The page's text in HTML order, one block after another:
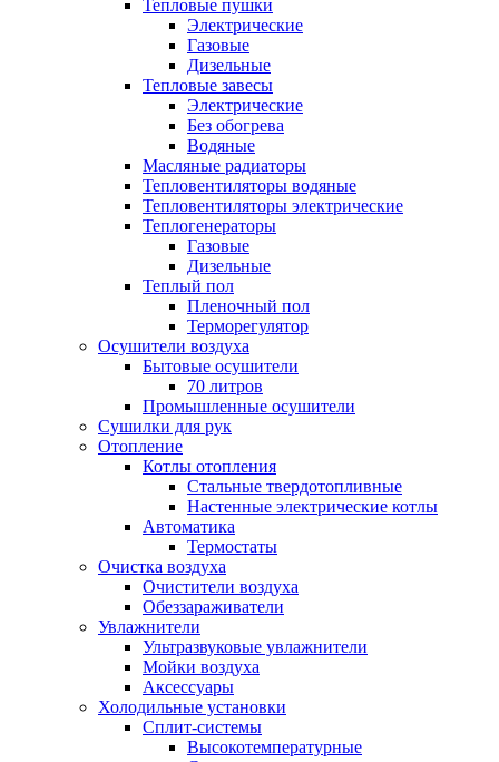
Тепловые пушки
Электрические
Газовые
Дизельные
Тепловые завесы
Электрические
Без обогрева
Водяные
Масляные радиаторы
Тепловентиляторы водяные
Тепловентиляторы электрические
Теплогенераторы
Газовые
Дизельные
Теплый пол
Пленочный пол
Терморегулятор
Осушители воздуха
Бытовые осушители
70 литров
Промышленные осушители
Сушилки для рук
Отопление
Котлы отопления
Стальные твердотопливные
Настенные электрические котлы
Автоматика
Термостаты
Очистка воздуха
Очистители воздуха
Обеззараживатели
Увлажнители
Ультразвуковые увлажнители
Мойки воздуха
Аксессуары
Холодильные установки
Сплит-системы
Высокотемпературные